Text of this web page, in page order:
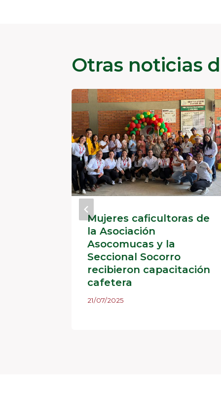
entradas
Otras noticias
Mujeres caficultoras de
la Asociación
Asocomucas y la
Seccional Socorro
recibieron capacitación
cafetera
21/07/2025